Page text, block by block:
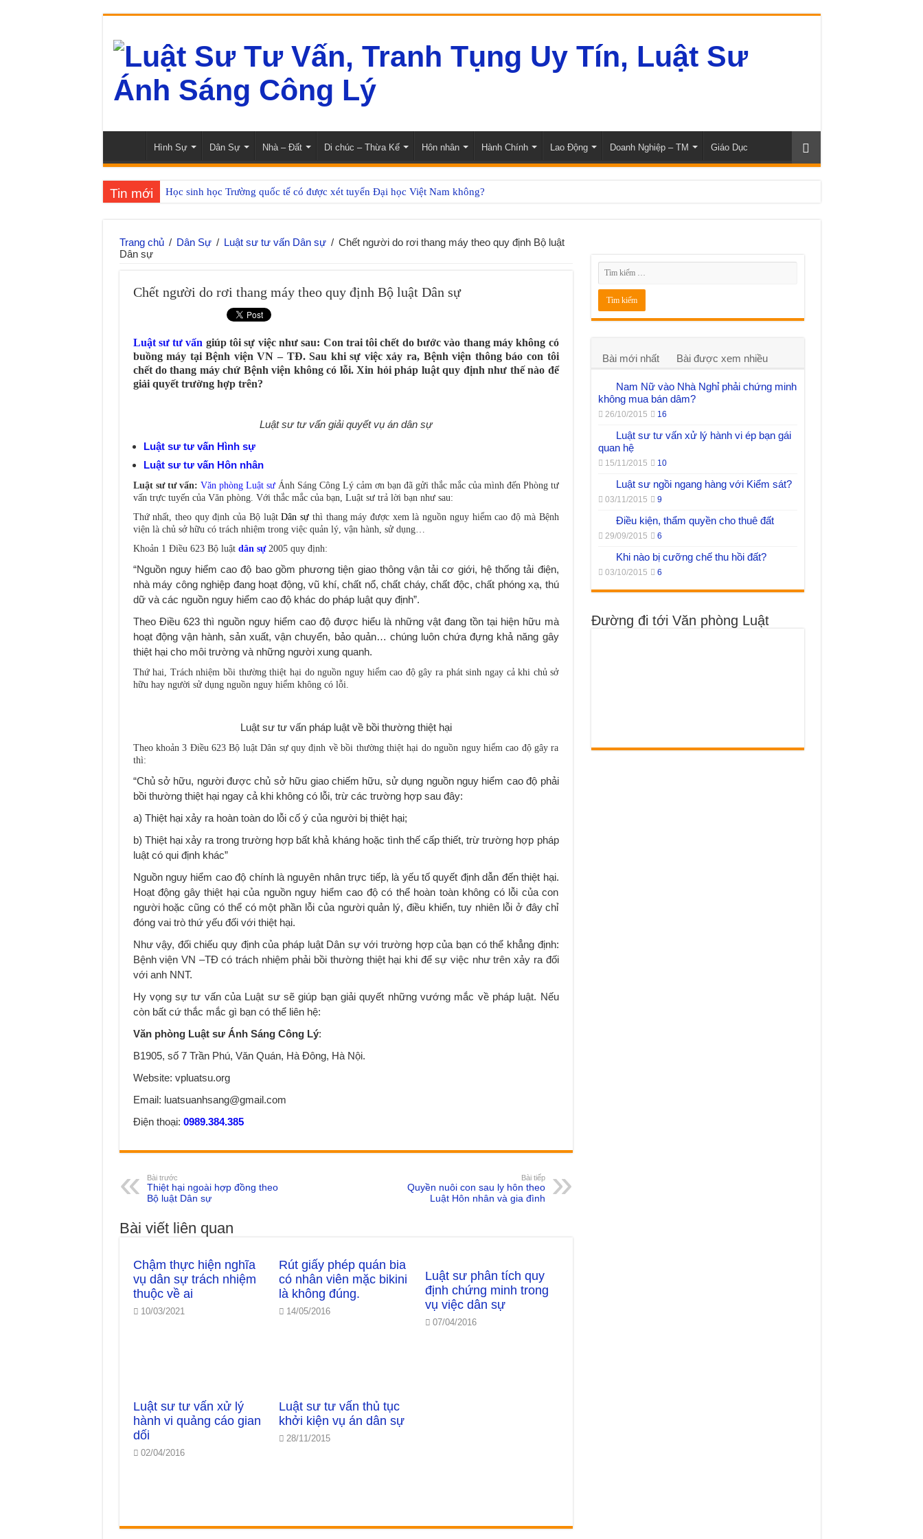
Hình Sự Dân Sự Nhà – Đất Di chúc – Thừa Kế Hôn nhân Hành Chính Lao Động Doanh Nghiệp – TM Giáo Dục
Tin mới Học sinh học Trường quốc tế có được xét tuyển Đại học Việt Nam không?
Sau đổi tên, giá trị văn bằng theo tên cũ của Trường đại học có còn giá trị không?
Điểm chuẩn của Trường Đại học Luật Hà Nội trong hai năm gần đây
Hướng dẫn khám, chữa bệnh chuyển tuyến bảo hiểm y tế năm 2024
Trang chủ / Dân Sự / Luật sư tư vấn Dân sự / Chết người do rơi thang máy theo quy định Bộ luật
Dân sự
Chết người do rơi thang máy theo quy định Bộ luật Dân sự
Luật sư tư vấn giúp tôi sự việc như sau: Con trai tôi chết do bước vào thang máy không có
buồng máy tại Bệnh viện VN – TĐ. Sau khi sự việc xảy ra, Bệnh viện thông báo con tôi
chết do thang máy chứ Bệnh viện không có lỗi. Xin hỏi pháp luật quy định như thế nào để
giải quyết trường hợp trên?
Luật sư tư vấn giải quyết vụ án dân sự
Luật sư tư vấn Hình sự
Luật sư tư vấn Hôn nhân
Luật sư tư vấn: Văn phòng Luật sưÁnh Sáng Công Lý cảm ơn bạn đã gửi thắc mắc của mình đến Phòng tư
vấn trực tuyến của Văn phòng. Với thắc mắc của bạn, Luật sư trả lời bạn như sau:
Thứ nhất, theo quy định của Bộ luậtDân sự thì thang máy được xem là nguồn nguy hiểm cao độ mà Bệnh
viện là chủ sở hữu có trách nhiệm trong việc quản lý, vận hành, sử dụng…
Khoản 1 Điều 623 Bộ luật dân sự2005 quy định:
“Nguồn nguy hiểm cao độ bao gồm phương tiện giao thông vận tải cơ giới, hệ thống tải điện,
nhà máy công nghiệp đang hoạt động, vũ khí, chất nổ, chất cháy, chất độc, chất phóng xạ, thú
dữ và các nguồn nguy hiểm cao độ khác do pháp luật quy định”.
Theo Điều 623 thì nguồn nguy hiểm cao độ được hiểu là những vật đang tồn tại hiện hữu mà
hoạt động vận hành, sản xuất, vận chuyển, bảo quản… chúng luôn chứa đựng khả năng gây
thiệt hại cho môi trường và những người xung quanh.
Thứ hai, Trách nhiệm bồi thường thiệt hại do nguồn nguy hiểm cao độ gây ra phát sinh ngay cả khi chủ sở
hữu hay người sử dụng nguồn nguy hiểm không có lỗi.
Luật sư tư vấn pháp luật về bồi thường thiệt hại
Theo khoản 3 Điều 623 Bộ luật Dân sự quy định về bồi thường thiệt hại do nguồn nguy hiểm cao độ gây ra
thì:
“Chủ sở hữu, người được chủ sở hữu giao chiếm hữu, sử dụng nguồn nguy hiểm cao độ phải
bồi thường thiệt hại ngay cả khi không có lỗi, trừ các trường hợp sau đây:
a) Thiệt hại xảy ra hoàn toàn do lỗi cố ý của người bị thiệt hại;
b) Thiệt hại xảy ra trong trường hợp bất khả kháng hoặc tình thế cấp thiết, trừ trường hợp pháp
luật có qui định khác”
Nguồn nguy hiểm cao độ chính là nguyên nhân trực tiếp, là yếu tố quyết định dẫn đến thiệt hại.
Hoạt động gây thiệt hại của nguồn nguy hiểm cao độ có thể hoàn toàn không có lỗi của con
người hoặc cũng có thể có một phần lỗi của người quản lý, điều khiển, tuy nhiên lỗi ở đây chỉ
đóng vai trò thứ yếu đối với thiệt hại.
Như vậy, đối chiếu quy định của pháp luật Dân sự với trường hợp của bạn có thể khẳng định:
Bệnh viện VN –TĐ có trách nhiệm phải bồi thường thiệt hại khi để sự việc như trên xảy ra đối
với anh NNT.
Hy vọng sự tư vấn của Luật sư sẽ giúp bạn giải quyết những vướng mắc về pháp luật. Nếu
còn bất cứ thắc mắc gì bạn có thể liên hệ:
Văn phòng Luật sư Ánh Sáng Công Lý:
B1905, số 7 Trần Phú, Văn Quán, Hà Đông, Hà Nội.
Website: vpluatsu.org
Email: luatsuanhsang@gmail.com
Điện thoại: 0989.384.385
Bài trước
Thiệt hại ngoài hợp đồng theo
Bộ luật Dân sự
Bài tiếp
Quyền nuôi con sau ly hôn theo
Luật Hôn nhân và gia đình
Bài viết liên quan
Chậm thực hiện nghĩa
vụ dân sự trách nhiệm
thuộc về ai
10/03/2021
Rút giấy phép quán bia
có nhân viên mặc bikini
là không đúng.
14/05/2016
Luật sư phân tích quy
định chứng minh trong
vụ việc dân sự
07/04/2016
Luật sư tư vấn xử lý
hành vi quảng cáo gian
dối
02/04/2016
Luật sư tư vấn thủ tục
khởi kiện vụ án dân sự
28/11/2015
Bài mới nhất Bài được xem nhiều
Nam Nữ vào Nhà Nghỉ phải chứng minh
không mua bán dâm?
26/10/2015 16
Luật sư tư vấn xử lý hành vi ép bạn gái
quan hệ
15/11/2015 10
Luật sư ngồi ngang hàng với Kiểm sát?
03/11/2015 9
Điều kiện, thẩm quyền cho thuê đất
29/09/2015 6
Khi nào bị cưỡng chế thu hồi đất?
03/10/2015 6
Đường đi tới Văn phòng Luật